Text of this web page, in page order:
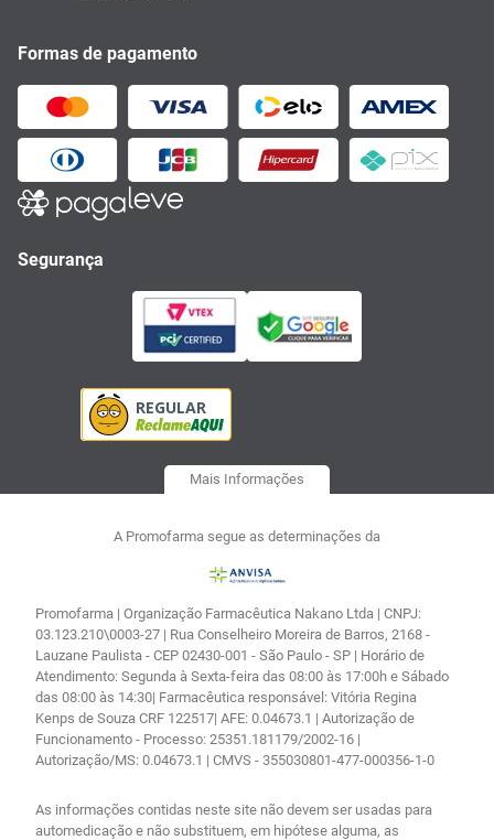
Formas de pagamento
Segurança
Mais Informações
A Promofarma segue as determinações da
Promofarma | Organização Farmacêutica Nakano Ltda | CNPJ:
03.123.210\0003-27 | Rua Conselheiro Moreira de Barros, 2168 -
Lauzane Paulista - CEP 02430-001 - São Paulo - SP | Horário de
Atendimento: Segunda à Sexta-feira das 08:00 às 17:00h e Sábado
das 08:00 às 14:30| Farmacêutica responsável: Vitória Regina
Kenps de Souza CRF 122517| AFE: 0.04673.1 | Autorização de
Funcionamento - Processo: 25351.181179/2002-16 |
Autorização/MS: 0.04673.1 | CMVS - 355030801-477-000356-1-0
As informações contidas neste site não devem ser usadas para
automedicação e não substituem, em hipótese alguma, as